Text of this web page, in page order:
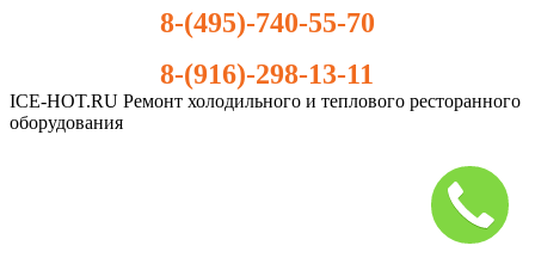
8-(495)-740-55-70
8-(916)-298-13-11
ICE-HOT.RU Ремонт холодильного и теплового ресторанного
оборудования